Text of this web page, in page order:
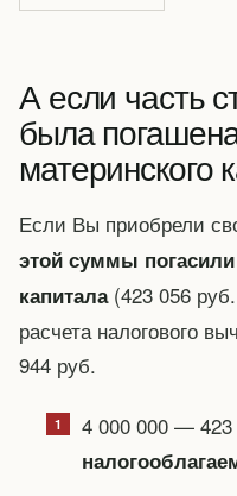
А если часть
была
материнского
Если Вы приобрели
этой суммы
капитала(423 056
расчета налогового
944 руб.
4 000 000 —